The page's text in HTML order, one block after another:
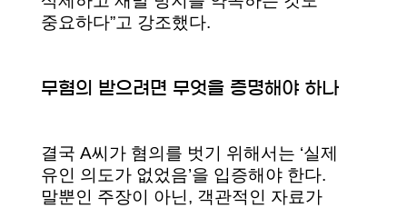
중요하다”고 강조했다.
무혐의 받으려면 무엇을 증명해야 하나
결국 A씨가 혐의를 벗기 위해서는 ‘실제
유인 의도가 없었음’을 입증해야 한다.
말뿐인 주장이 아닌, 객관적인 자료가